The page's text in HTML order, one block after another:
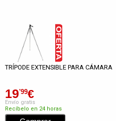
TRÍPODE EXTENSIBLE PARA CÁMARA
19'99€
Envío gratis
Recíbelo en 24 horas